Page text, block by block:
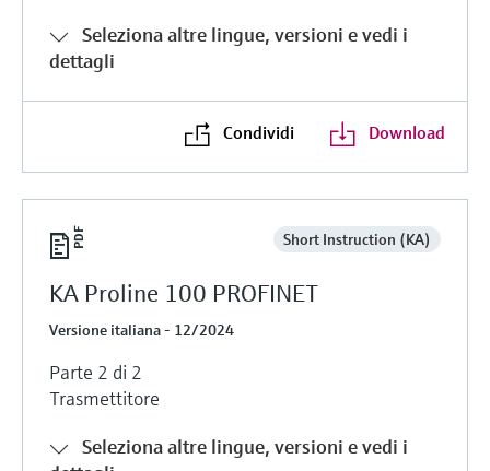
Seleziona altre lingue, versioni e vedi i
dettagli
Condividi Download
Short Instruction (KA)
KA Proline 100 PROFINET
Versione italiana - 12/2024
Parte 2 di 2
Trasmettitore
Seleziona altre lingue, versioni e vedi i